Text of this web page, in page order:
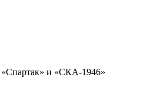
и «СКА-1946»